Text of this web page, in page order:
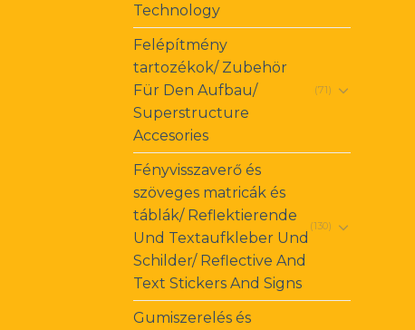
Technology
Felépítmény
tartozékok/ Zubehör
Für Den Aufbau/
Superstructure
Accesories
(71)
Fényvisszaverő és
szöveges matricák és
táblák/ Reflektierende
Und Textaufkleber Und
Schilder/ Reflective And
Text Stickers And Signs
(130)
Gumiszerelés és